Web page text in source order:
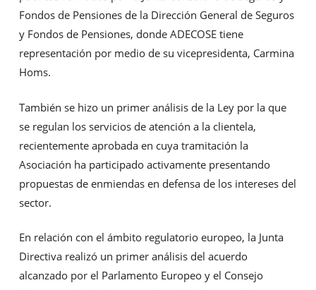
Fondos de Pensiones de la Dirección General de Seguros
y Fondos de Pensiones, donde ADECOSE tiene
representación por medio de su vicepresidenta, Carmina
Homs.
También se hizo un primer análisis de la Ley por la que
se regulan los servicios de atención a la clientela,
recientemente aprobada en cuya tramitación la
Asociación ha participado activamente presentando
propuestas de enmiendas en defensa de los intereses del
sector.
En relación con el ámbito regulatorio europeo, la Junta
Directiva realizó un primer análisis del acuerdo
alcanzado por el Parlamento Europeo y el Consejo